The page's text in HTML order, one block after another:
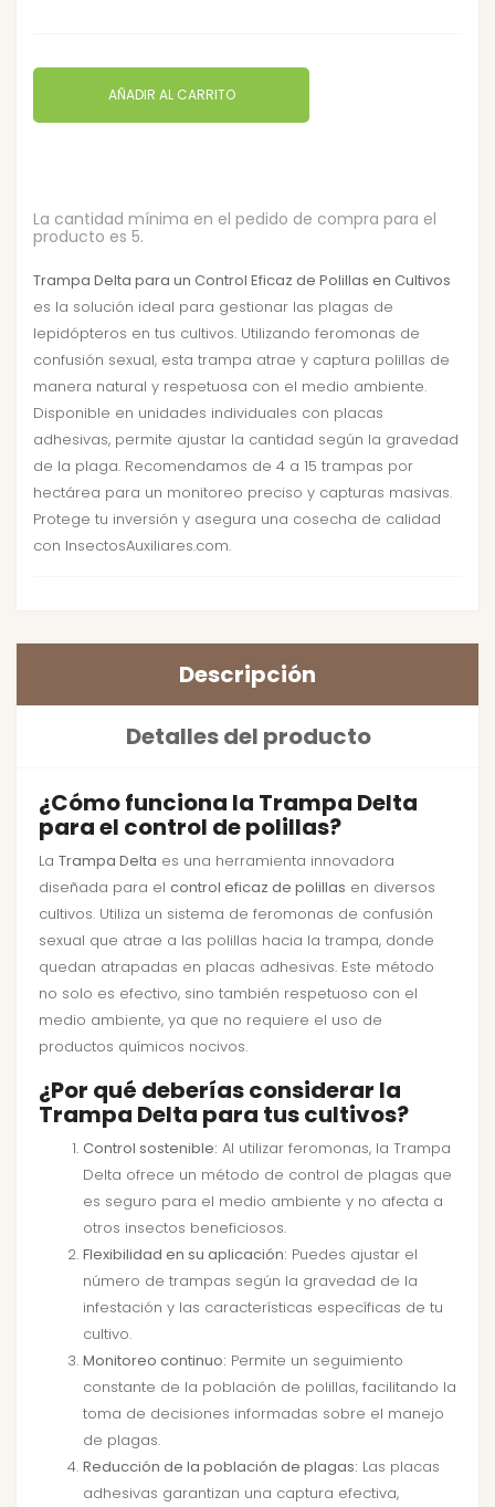
AÑADIR AL CARRITO
La cantidad mínima en el pedido de compra para el
producto es 5.
Trampa Delta para un Control Eficaz de Polillas en Cultivos
es la solución ideal para gestionar las plagas de
lepidópteros en tus cultivos. Utilizando feromonas de
confusión sexual, esta trampa atrae y captura polillas de
manera natural y respetuosa con el medio ambiente.
Disponible en unidades individuales con placas
adhesivas, permite ajustar la cantidad según la gravedad
de la plaga. Recomendamos de 4 a 15 trampas por
hectárea para un monitoreo preciso y capturas masivas.
Protege tu inversión y asegura una cosecha de calidad
con InsectosAuxiliares.com.
Descripción
Detalles del producto
¿Cómo funciona la Trampa Delta
para el control de polillas?
La Trampa Delta es una herramienta innovadora
diseñada para el control eficaz de polillas en diversos
cultivos. Utiliza un sistema de feromonas de confusión
sexual que atrae a las polillas hacia la trampa, donde
quedan atrapadas en placas adhesivas. Este método
no solo es efectivo, sino también respetuoso con el
medio ambiente, ya que no requiere el uso de
productos químicos nocivos.
¿Por qué deberías considerar la
Trampa Delta para tus cultivos?
Control sostenible: Al utilizar feromonas, la Trampa
Delta ofrece un método de control de plagas que
es seguro para el medio ambiente y no afecta a
otros insectos beneficiosos.
Flexibilidad en su aplicación: Puedes ajustar el
número de trampas según la gravedad de la
infestación y las características específicas de tu
cultivo.
Monitoreo continuo: Permite un seguimiento
constante de la población de polillas, facilitando la
toma de decisiones informadas sobre el manejo
de plagas.
Reducción de la población de plagas: Las placas
adhesivas garantizan una captura efectiva,